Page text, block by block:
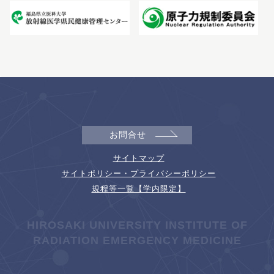
お問合せ
サイトマップ
サイトポリシー・プライバシーポリシー
規程等一覧【学内限定】
HIROSAKI UNIVERSITY INSTITUTE OF
RADIATION EMERGENCY MEDICINE